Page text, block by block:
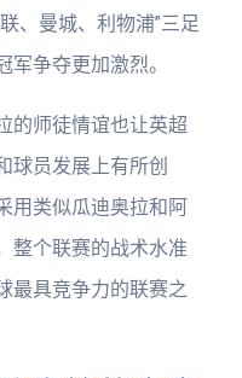
、曼城、利物浦”三足
争夺更加激烈。
的师徒情谊也让英超
球员发展上有所创
用类似瓜迪奥拉和阿
整个联赛的战术水准
最具竞争力的联赛之